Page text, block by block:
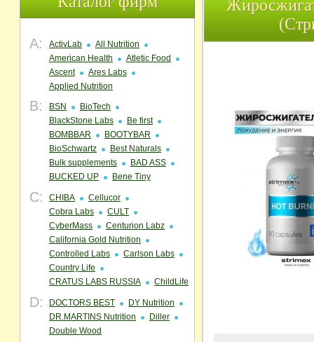
A: ActivLab
All Nutrition
American Health
Atletic Food
Ascent
Ares Labs
Applied Nutrition
B: BSN
BioTech
BlackStone Labs
Be first
BOMBBAR
BOOTYBAR
BioSchwartz
Best Naturals
Bulk supplements
BAD ASS
BUCKED UP
Bene Tiny
C: CHIBA
Cellucor
Cobra Labs
CULT
CyberMass
Centurion Labz
California Gold Nutrition
Controlled Labs
Carlson Labs
Country Life
CRATUS LABS RUSSIA
ChildLife
D: DOCTORS BEST
DY Nutrition
DR.MARTINS Nutrition
Diller
Double Wood